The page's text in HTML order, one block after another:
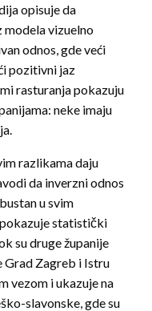
opisuje da
modela vizuelno
odnos, gde veći
pozitivni jaz
rasturanja pokazuju
neke imaju
razlikama daju
da inverzni odnos
u svim
statistički
su druge županije
Grad Zagreb i Istru
vezom i ukazuje na
slavonske, gde su